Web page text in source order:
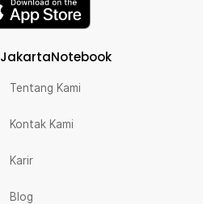
JakartaNotebook
Tentang Kami
Kontak Kami
Karir
Blog